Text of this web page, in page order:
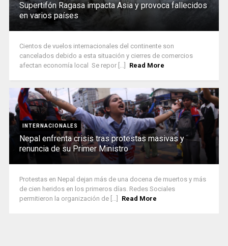
Supertifón Ragasa impacta Asia y provoca fallecidos
en varios países
Cientos de vuelos internacionales del continente son
cancelados debido a esta situación y cierres de comercios
afectan economía local Se repor [...]
Read More
INTERNACIONALES
Nepal enfrenta crisis tras protestas masivas y
renuncia de su Primer Ministro
Protestas en Nepal dejan más de una docena de muertos y más
de cien heridos en los primeros días. Redes Sociales
permitieron la organización de [...]
Read More